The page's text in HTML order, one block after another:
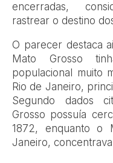
encerradas,
rastrear o destino
O parecer destaca
Mato Grosso
populacional muito
Rio de Janeiro,
Segundo dados
Grosso possuía
1872, enquanto o
Janeiro,